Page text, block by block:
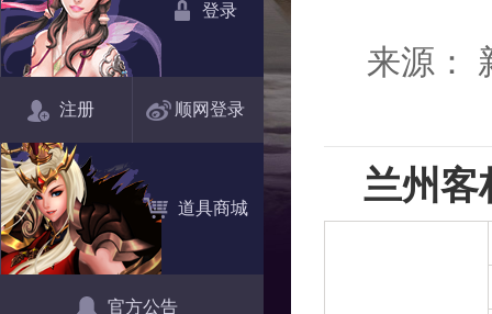
登录
注册 顺网登录
道具商城
官方公告
来源：
兰州客